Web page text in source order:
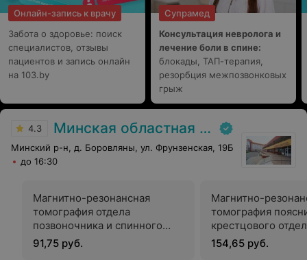
Онлайн-запись к врачу
Забота о здоровье: поиск
специалистов, отзывы
пациентов и запись онлайн
на 103.by
Супрамед
Консультация невролога и
лечение боли в спине:
блокады, ТАП-терапия,
резорбция межпозвонковых
грыж
4.3 Минская областная детская клиническая больница
Минский р-н, д. Боровляны, ул. Фрунзенская, 19Б
до 16:30
Магнитно-резонансная
томография отдела
позвоночника и спинного
мозга без контрастного
усиления (ШОП, ГОП)
91,75 руб.
Магнитно-
томография
крестцового
позвоночника и
мозга без
154,65 руб.